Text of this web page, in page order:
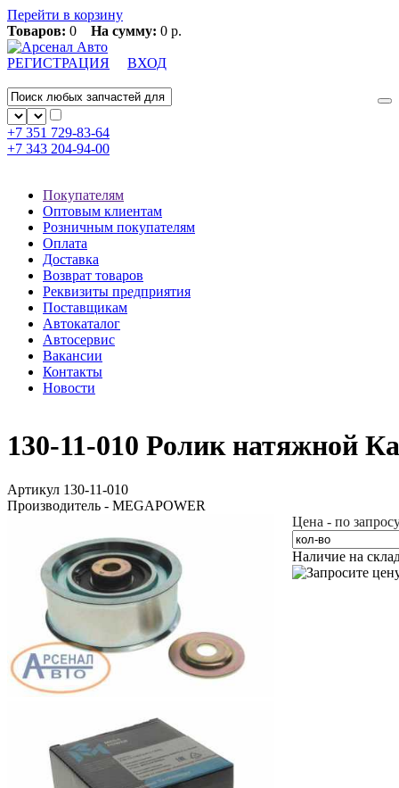
Перейти в корзину
Товаров: 0 На сумму: 0 р.
РЕГИСТРАЦИЯ ВХОД
+7 351 729-83-64
+7 343 204-94-00
Покупателям
Оптовым клиентам
Розничным покупателям
Оплата
Доставка
Возврат товаров
Реквизиты предприятия
Поставщикам
Автокаталог
Автосервис
Вакансии
Контакты
Новости
130-11-010 Ролик натяжной
Артикул 130-11-010
Производитель - MEGAPOWER
Цена - по
Наличие на